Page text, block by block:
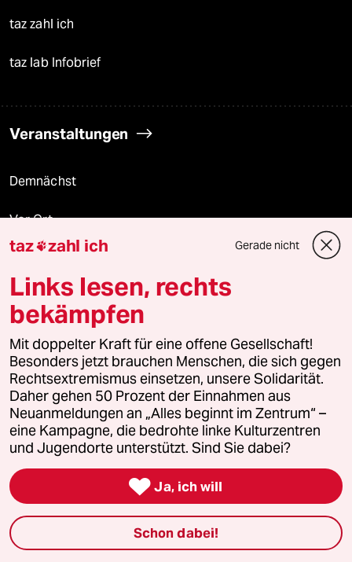
taz zahl ich
taz lab Infobrief
Veranstaltungen
Demnächst
Vor Ort
Vergangene
taz lab 2027
Mehr taz Lesestoff
taz Blogs
taz FUTURZWEI
Le Monde diplomatique
taz zahl ich Gerade nicht
Links lesen, rechts
bekämpfen
Mit doppelter Kraft für eine offene Gesellschaft!
Besonders jetzt brauchen Menschen, die sich gegen
Rechtsextremismus einsetzen, unsere Solidarität.
Daher gehen 50 Prozent der Einnahmen aus
Neuanmeldungen an „Alles beginnt im Zentrum“ –
eine Kampagne, die bedrohte linke Kulturzentren
und Jugendorte unterstützt. Sind Sie dabei?
 Ja, ich will
Schon dabei!